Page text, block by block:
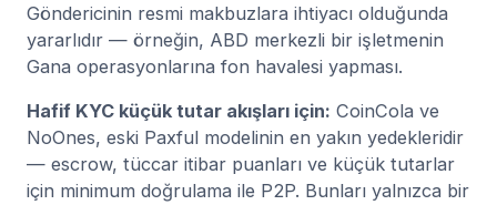
Göndericinin resmi makbuzlara ihtiyacı olduğunda
yararlıdır — örneğin, ABD merkezli bir işletmenin
Gana operasyonlarına fon havalesi yapması.
Hafif KYC küçük tutar akışları için: CoinCola ve
NoOnes, eski Paxful modelinin en yakın yedekleridir
— escrow, tüccar itibar puanları ve küçük tutarlar
için minimum doğrulama ile P2P. Bunları yalnızca bir